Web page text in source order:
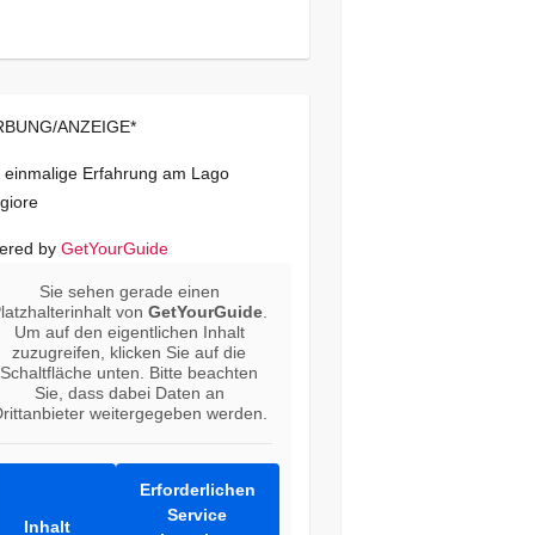
ANZEIGE*
einmalige Erfahrung am Lago
by GetYourGuide
Sie sehen gerade einen
vonGetYourGuide
Um auf den eigentlichen Inhalt
zuzugreifen, klicken Sie auf die
Schaltfläche unten. Bitte beachten
Sie, dass dabei Daten an
weitergegeben werden.
Inhalt
Erforderlichen
Service